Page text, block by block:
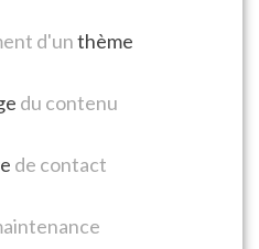
d'unthème
du contenu
de contact